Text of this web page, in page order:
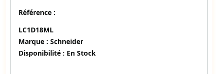
Référence :
LC1D18ML
Marque : Schneider
Disponibilité : En Stock